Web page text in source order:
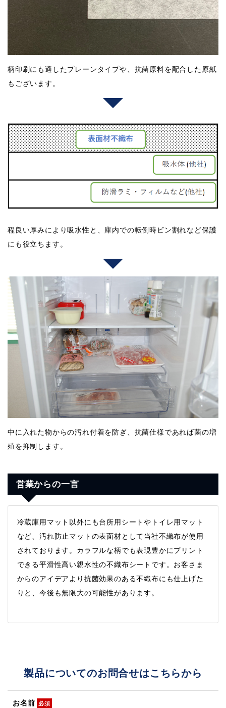
柄印刷にも適したプレーンタイプや、抗菌原料を配合した原紙
もございます。
程良い厚みにより吸水性と、庫内での転倒時ビン割れなど保護
にも役立ちます。
中に入れた物からの汚れ付着を防ぎ、抗菌仕様であれば菌の増
殖を抑制します。
営業からの一言
冷蔵庫用マット以外にも台所用シートやトイレ用マット
など、汚れ防止マットの表面材として当社不織布が使用
されております。カラフルな柄でも表現豊かにプリント
できる平滑性高い親水性の不織布シートです。お客さま
からのアイデアより抗菌効果のある不織布にも仕上げた
りと、今後も無限大の可能性があります。
製品についてのお問合せはこちらから
お名前 必須